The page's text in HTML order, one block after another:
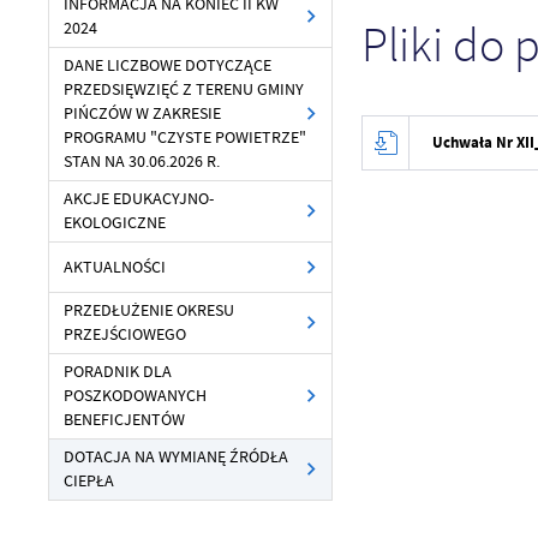
INFORMACJA NA KONIEC II KW
2024
DANE LICZBOWE DOTYCZĄCE
PRZEDSIĘWZIĘĆ Z TERENU GMINY
PIŃCZÓW W ZAKRESIE
PROGRAMU "CZYSTE POWIETRZE"
STAN NA 30.06.2026 R.
AKCJE EDUKACYJNO-
EKOLOGICZNE
AKTUALNOŚCI
PRZEDŁUŻENIE OKRESU
PRZEJŚCIOWEGO
PORADNIK DLA
POSZKODOWANYCH
BENEFICJENTÓW
DOTACJA NA WYMIANĘ ŹRÓDŁA
CIEPŁA
Pliki do
Uchwała Nr